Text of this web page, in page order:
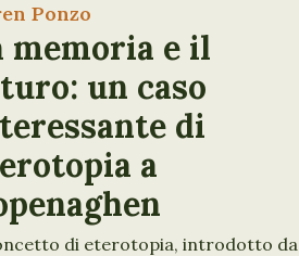
Ponzo
memoria e il
un caso
di
a
di eterotopia, introdotto da